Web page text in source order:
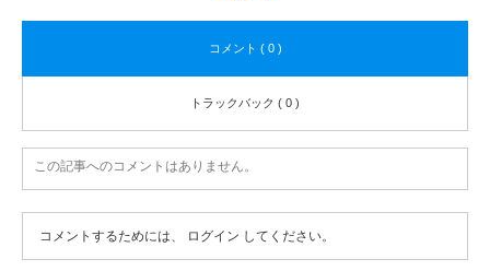
コメント ( 0 )
トラックバック ( 0 )
この記事へのコメントはありません。
コメントするためには、 ログイン してください。